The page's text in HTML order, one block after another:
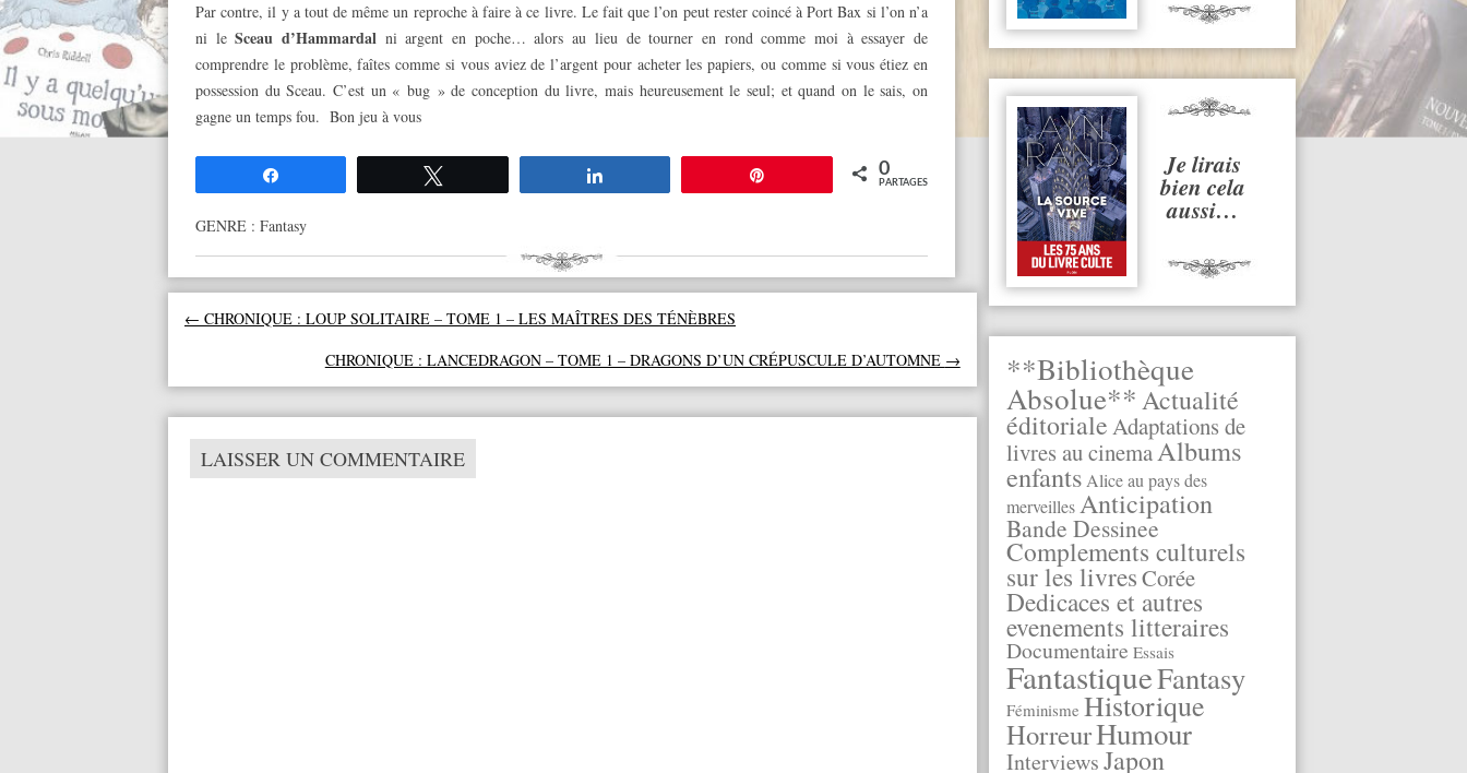
Je lirais
bien cela
aussi…
**Bibliothèque
Absolue**Actualité
éditorialeAdaptations de
livres au cinemaAlbums
enfantsAlice au pays des
merveillesAnticipation
Bande Dessinee
Complements culturels
sur les livresCorée
Dedicaces et autres
evenements litteraires
Documentaire Essais
FantastiqueFantasy
Féminisme Historique
HorreurHumour
InterviewsJapon
Par contre, il y a tout de même un reproche à faire à ce livre. Le fait que l’on peut rester coincé à Port Bax si l’on n’a
ni leSceau d’Hammardal ni argent en poche… alors au lieu de tourner en rond comme moi à essayer de
comprendre le problème, faîtes comme si vous aviez de l’argent pour acheter les papiers, ou comme si vous étiez en
possession du Sceau. C’est un « bug » de conception du livre, mais heureusement le seul; et quand on le sais, on
gagne un temps fou. Bon jeu à vous
0
PARTAGES
GENRE : Fantasy
Navigation des articles
← CHRONIQUE : LOUP SOLITAIRE – TOME 1 – LES MAÎTRES DES TÉNÈBRES
CHRONIQUE : LANCEDRAGON – TOME 1 – DRAGONS D’UN CRÉPUSCULE D’AUTOMNE →
LAISSER UN COMMENTAIRE